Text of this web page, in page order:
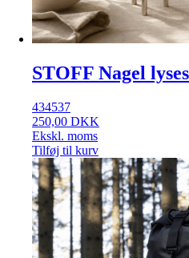
STOFF Nagel
434537
250,00 DKK
Ekskl. moms
Tilføj til kurv